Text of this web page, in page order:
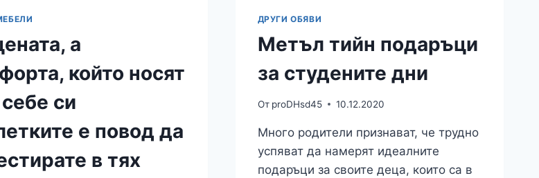
а
който носят
си
е повод да
в тях
ДРУГИ ОБЯВИ
Метъл тийн подаръци
за студените дни
От proDHsd45 10.12.2020
Много родители признават, че трудно
успяват да намерят идеалните
подаръци за своите деца, които са в